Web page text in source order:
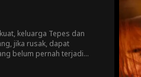
keluarga Tepes dan
jika rusak, dapat
belum pernah terjadi